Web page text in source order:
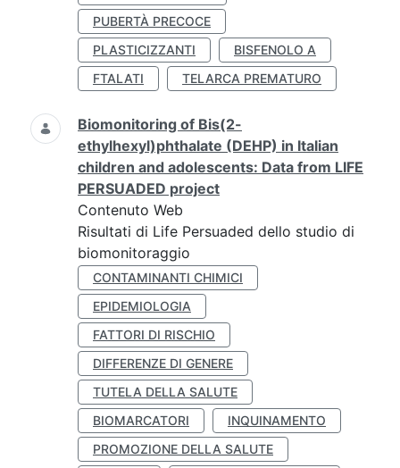
PUBERTÀ PRECOCE
PLASTICIZZANTI
BISFENOLO A
FTALATI
TELARCA PREMATURO
Biomonitoring of Bis(2-
ethylhexyl)phthalate (DEHP) in Italian
children and adolescents: Data from LIFE
PERSUADED project
Contenuto Web
Risultati di Life Persuaded dello studio di
biomonitoraggio
CONTAMINANTI CHIMICI
EPIDEMIOLOGIA
FATTORI DI RISCHIO
DIFFERENZE DI GENERE
TUTELA DELLA SALUTE
BIOMARCATORI
INQUINAMENTO
PROMOZIONE DELLA SALUTE